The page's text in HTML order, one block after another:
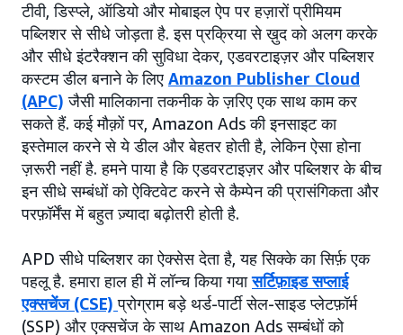
टीवी, डिस्प्ले, ऑडियो और मोबाइल ऐप पर हज़ारों प्रीमियम
पब्लिशर से सीधे जोड़ता है. इस प्रक्रिया से ख़ुद को अलग करके
और सीधे इंटरैक्शन की सुविधा देकर, एडवरटाइज़र और पब्लिशर
कस्टम डील बनाने के लिए Amazon Publisher Cloud
(APC) जैसी मालिकाना तकनीक के ज़रिए एक साथ काम कर
सकते हैं. कई मौक़ों पर, Amazon Ads की इनसाइट का
इस्तेमाल करने से ये डील और बेहतर होती है, लेकिन ऐसा होना
ज़रूरी नहीं है. हमने पाया है कि एडवरटाइज़र और पब्लिशर के बीच
इन सीधे सम्बंधों को ऐक्टिवेट करने से कैम्पेन की प्रासंगिकता और
परफ़ॉर्मेंस में बहुत ज़्यादा बढ़ोतरी होती है.
APD सीधे पब्लिशर का ऐक्सेस देता है, यह सिक्के का सिर्फ़ एक
पहलू है. हमारा हाल ही में लॉन्च किया गयासर्टिफ़ाइड सप्लाई
एक्सचेंज (CSE)प्रोग्राम बड़े थर्ड-पार्टी सेल-साइड प्लेटफ़ॉर्म
(SSP) और एक्सचेंज के साथ Amazon Ads सम्बंधों को